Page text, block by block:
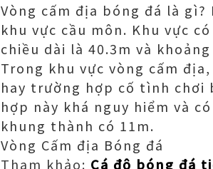
Vòng cấm địa bóng đá là
khu vực cầu môn. Khu vực
chiều dài là 40.3m và
Trong khu vực vòng cấm
hay trường hợp cố tình
hợp này khá nguy hiểm và
khung thành có 11m.
Vòng Cấm địa Bóng đá
Tham khảo: Cá độ bóng đá